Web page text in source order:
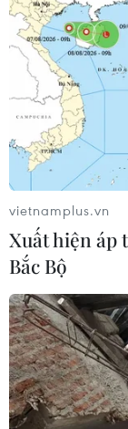
vietnamplus.vn
Xuất hiện áp
Bắc Bộ